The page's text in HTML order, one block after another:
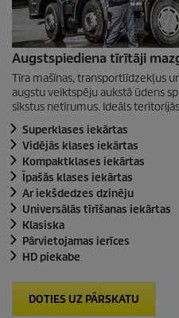
Augstspiediena tīrītāji
Tīra mašīnas, transportlīdzekļus
augstu veiktspēju aukstā ūdens
sīkstus netīrumus. Ideāls
Superklases iekārtas
Vidējās klases iekārtas
Kompaktklases iekārtas
Īpašās klases iekārtas
Ar iekšdedzes dzinēju
Universālās tīrīšanas iekārtas
Klasiska
Pārvietojamas ierīces
HD piekabe
DOTIES UZ PĀRSKATU